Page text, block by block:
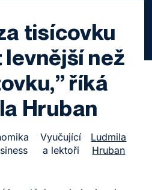
tisícovku
levnější než
říká
Hruban
Vyučující
a lektoři
Ludmila
Hruban